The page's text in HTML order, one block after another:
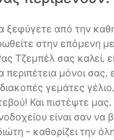
ξεφύγετε από την
στην επόμενη
Τζεμπέλ σας καλεί,
περιπέτεια μόνοι σας,
γεμάτες
Και πιστέψτε μας,
είναι σαν να
- καθορίζει την όλη